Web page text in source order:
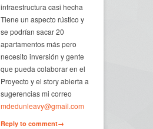
infraestructura casi hecha
Tiene un aspecto rústico y
se podrían sacar 20
apartamentos más pero
necesito inversión y gente
que pueda colaborar en el
Proyecto y el story abierta a
sugerencias mi correo
mdedunleavy@gmail.com
Reply to comment→